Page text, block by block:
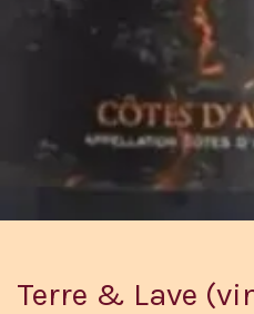
Terre & Lave